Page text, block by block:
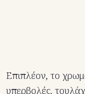
Επιπλέον, το
υπερβολές,